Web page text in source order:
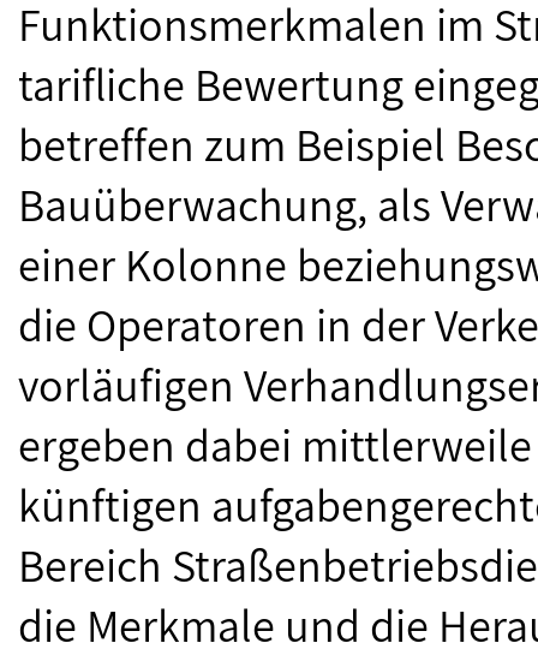
Funktionsmerkmalen im
tarifliche Bewertung
betreffen zum Beispiel
Bauüberwachung, als
einer Kolonne
die Operatoren in der
vorläufigen
ergeben dabei
künftigen
Bereich
die Merkmale und die